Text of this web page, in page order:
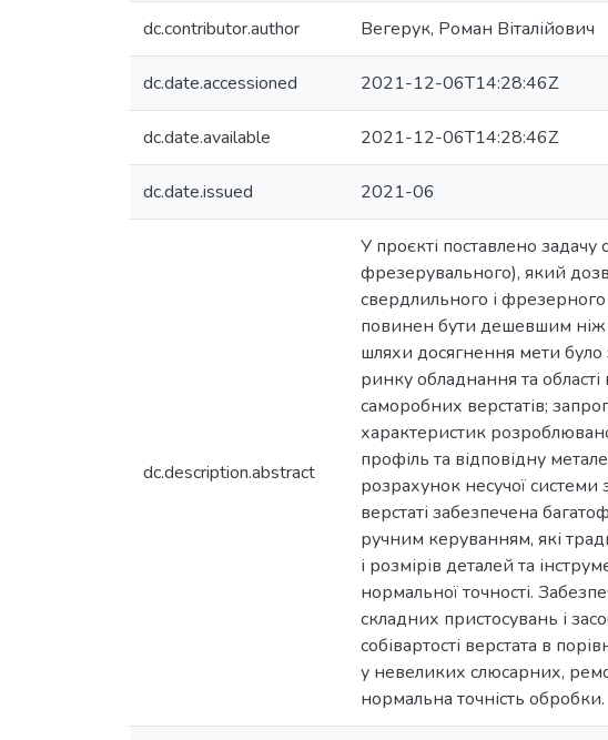
dc.contributor.author Вегерук, Роман Віталійович
dc.date.accessioned 2021-12-06T14:28:46Z
dc.date.available 2021-12-06T14:28:46Z
dc.date.issued 2021-06
dc.description.abstract
У проєкті поставлено
фрезерувального), який
свердлильного і
повинен бути дешевшим ніж
шляхи досягнення мети
ринку обладнання та
саморобних верстатів;
характеристик
профіль та відповідну
розрахунок несучої
верстаті забезпечена
ручним керуванням, які
і розмірів деталей та
нормальної точності.
складних пристосувань і
собівартості верстата в
у невеликих слюсарних,
нормальна точність обробки.